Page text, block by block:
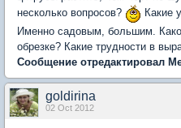
несколько вопросов?
Какие
Именно садовым, большим.
обрезке? Какие трудности в
Сообщение отредактировал
goldirina
02 Oct 2012